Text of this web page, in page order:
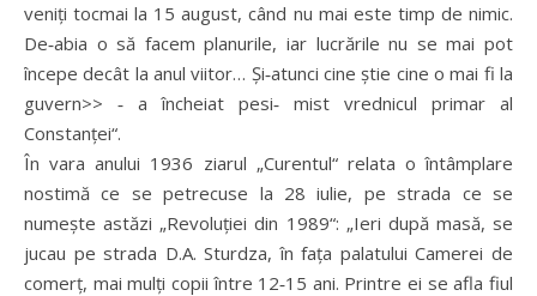
veniți tocmai la 15 august, când nu mai este timp de nimic.
De‑abia o să facem planurile, iar lucrările nu se mai pot
începe decât la anul viitor… Și‑atunci cine știe cine o mai fi la
guvern>> ‑ a încheiat pesi‑ mist vrednicul primar al
Constanței“.
În vara anului 1936 ziarul „Curentul“ relata o întâmplare
nostimă ce se petrecuse la 28 iulie, pe strada ce se
numește astăzi „Revoluției din 1989“: „Ieri după masă, se
jucau pe strada D.A. Sturdza, în fața palatului Camerei de
comerț, mai mulți copii între 12‑15 ani. Printre ei se afla fiul